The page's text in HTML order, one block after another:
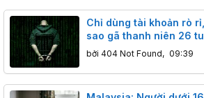
Chỉ dùng tài khoản rò
sao gã thanh niên 26
thể khiến cả thế giới rúng
bởi 404 Not Found, 09:39